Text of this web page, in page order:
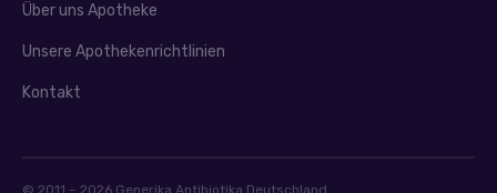
Über uns Apotheke
Unsere Apothekenrichtlinien
Kontakt